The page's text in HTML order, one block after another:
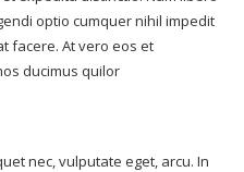
optio cumquer nihil impedit
facere. At vero eos et
ducimus quilor
nec, vulputate eget, arcu. In